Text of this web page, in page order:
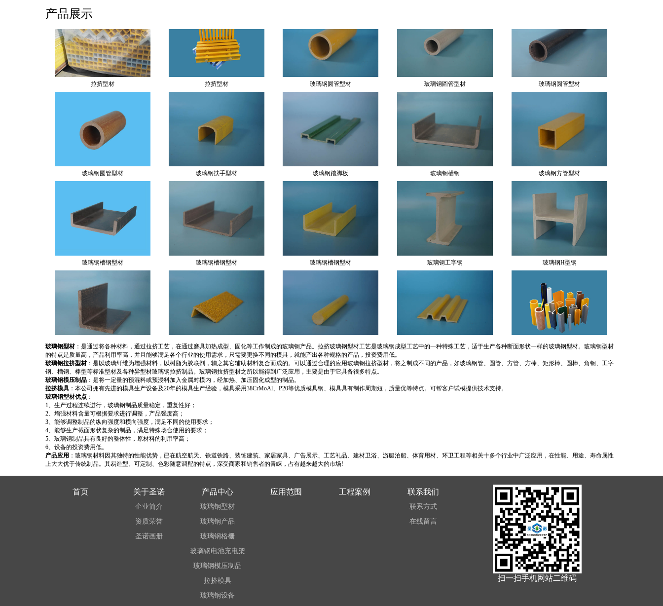
设计，生产为一体的玻璃钢制品专业制造销售商。
产品广泛应用于工矿，海洋，环保等领域。产品远
销香港，日本，欧美，东南亚等地。...
型材...
Email：sales@grpcomposite.com
Website：www.grpcomposite.com
产品展示
拉挤型材 拉挤型材 玻璃钢圆管型材
玻璃钢工字钢 玻璃钢H型钢
玻璃钢角钢 拉挤型材
实心方棒、圆棒 扁管、勾子板
玻璃钢工字梁 玻璃钢空心板 拉挤型材
玻璃钢型材：是通过将各种材料，通过拉挤工艺，在通过磨具加热成型、固化等工作制成的玻璃钢产品。拉挤玻璃钢型材工艺是玻璃钢成型工艺中的一种特殊工艺，适于生产各种断面形状一样的玻璃钢型材。玻璃钢型材
的特点是质量高，产品利用率高，并且能够满足各个行业的使用需求，只需要更换不同的模具，就能产出各种规格的产品，投资费用低。
玻璃钢拉挤型材：是以玻璃纤维为增强材料，以树脂为胶联剂，辅之其它辅助材料复合而成的。可以通过合理的应用玻璃钢拉挤型材，将之制成不同的产品，如玻璃钢管、圆管、方管、方棒、矩形棒、圆棒、角钢、工字
钢、槽钢、棒型等标准型材及各种异型材玻璃钢拉挤制品。玻璃钢拉挤型材之所以能得到广泛应用，主要是由于它具备很多特点。
玻璃钢模压制品 ：是将一定量的预混料或预浸料加入金属对模内，经加热、加压固化成型的制品。
拉挤模具 ：本公司拥有先进的模具生产设备及20年的模具生产经验，模具采用38CrMoAl、P20等优质模具钢、模具具有制作周期短，质量优等特点。可帮客户试模提供技术支持。
玻璃钢型材优点 ：
1、生产过程连续进行，玻璃钢制品质量稳定，重复性好；
2、增强材料含量可根据要求进行调整，产品强度高；
3、能够调整制品的纵向强度和横向强度，满足不同的使用要求；
4、能够生产截面形状复杂的制品，满足特殊场合使用的要求；
5、玻璃钢制品具有良好的整体性，原材料的利用率高；
6、设备的投资费用低。
产品应用 ：玻璃钢材料因其独特的性能优势，已在航空航天、铁道铁路、装饰建筑、家居家具、广告展示、工艺礼品、建材卫浴、游艇泊船、体育用材、环卫工程等相关十多个行业中广泛应用，在性能、用途、寿命属性
上大大优于传统制品。其易造型、可定制、色彩随意调配的特点，深受商家和销售者的青睐，占有越来越大的市场!
首页 关于圣诺
企业简介
资质荣誉
圣诺画册
产品中心
玻璃钢型材
玻璃钢产品
玻璃钢格栅
玻璃钢电池充电架
玻璃钢模压制品
拉挤模具
玻璃钢设备
应用范围 工程案例 联系我们
联系方式
在线留言
扫一扫手机网站二维码